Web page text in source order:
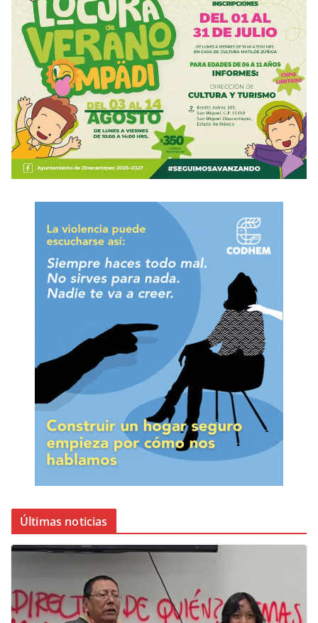
Últimas noticias